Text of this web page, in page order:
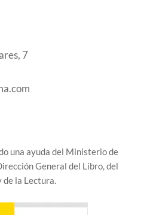
7
una ayuda del Ministerio de
General del Libro, del
de la Lectura.